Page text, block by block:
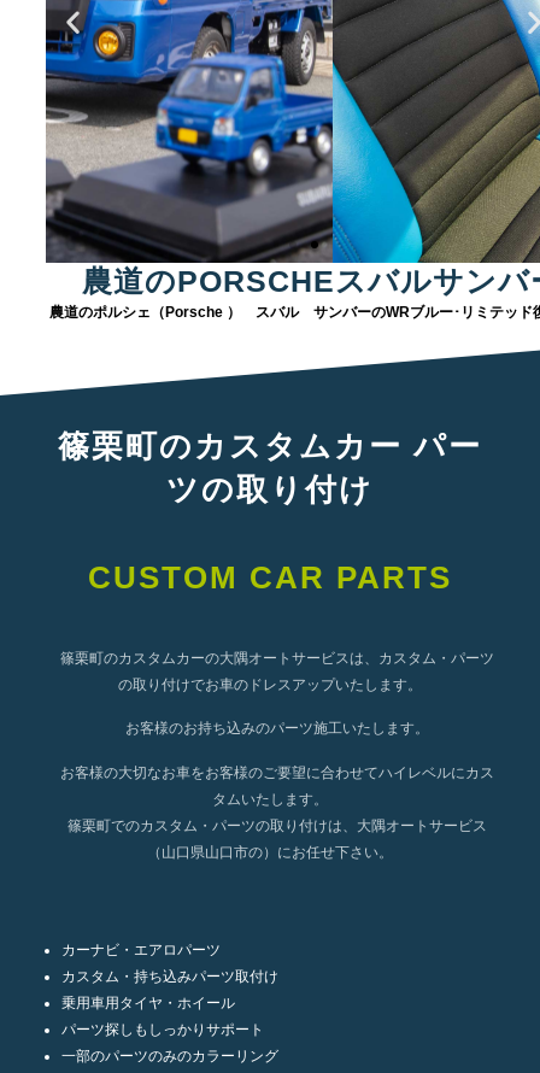
農道のPORSCHEスバルサンバ
農道のポルシェ（Porsche ） スバル サンバーのWRブルー･リミテッド
篠栗町のカスタムカー パー
ツの取り付け
CUSTOM CAR PARTS
篠栗町のカスタムカーの大隅オートサービスは、カスタム・パーツ
の取り付けでお車のドレスアップいたします。
お客様のお持ち込みのパーツ施工いたします。
お客様の大切なお車をお客様のご要望に合わせてハイレベルにカス
タムいたします。
篠栗町でのカスタム・パーツの取り付けは、大隅オートサービス
（山口県山口市の）にお任せ下さい。
カーナビ・エアロパーツ
カスタム・持ち込みパーツ取付け
乗用車用タイヤ・ホイール
パーツ探しもしっかりサポート
一部のパーツのみのカラーリング